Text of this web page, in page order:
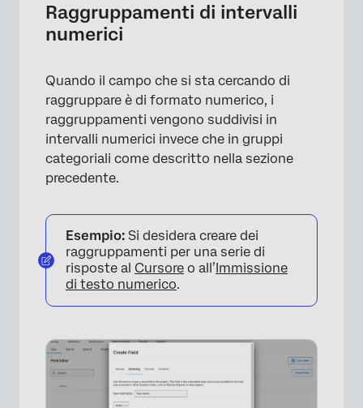
×
Raggruppamenti di intervalli
numerici
Quando il campo che si sta cercando di
raggruppare è di formato numerico, i
raggruppamenti vengono suddivisi in
intervalli numerici invece che in gruppi
categoriali come descritto nella sezione
precedente.
Esempio: Si desidera creare dei
raggruppamenti per una serie di
risposte al Cursore o all’Immissione
di testo numerico.